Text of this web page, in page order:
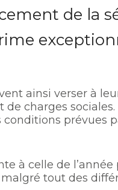
de la
ainsi verser à
de charges
prévues
à celle de
tout des